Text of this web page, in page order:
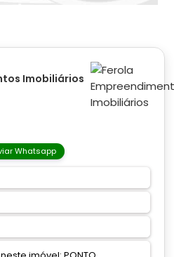
Imobiliários
Whatsapp